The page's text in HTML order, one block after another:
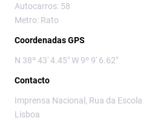
Autocarros: 58
Metro: Rato
Coordenadas GPS
N 38º 43' 4.45" W 9º 9' 6.62"
Contacto
Imprensa Nacional, Rua da
Lisboa